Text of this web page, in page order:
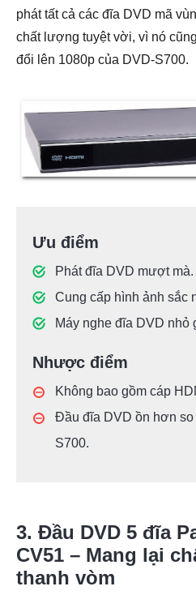
phát tất cả các đĩa DVD mã
chất lượng tuyệt vời, vì nó
đổi lên 1080p của DVD-S700.
Ưu điểm
Phát đĩa DVD mượt mà.
Cung cấp hình ảnh sắc
Máy nghe đĩa DVD nhỏ
Nhược điểm
Không bao gồm cáp
Đầu đĩa DVD ồn hơn
S700.
3. Đầu DVD 5 đĩa
CV51 – Mang lại
thanh vòm